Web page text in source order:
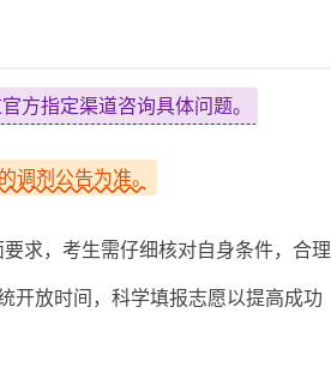
方指定渠道咨询具体问题。
剂公告为准。
求，考生需仔细核对自身条件，合理
开放时间，科学填报志愿以提高成功